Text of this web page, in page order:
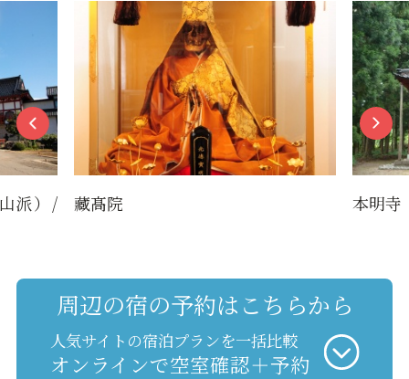
本明寺
周辺の宿の予約はこちらから
人気サイトの宿泊プランを一括比較
オンラインで空室確認＋予約